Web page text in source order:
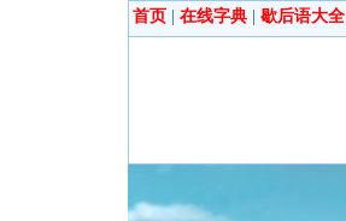
首页 在线字典 歇后语大全